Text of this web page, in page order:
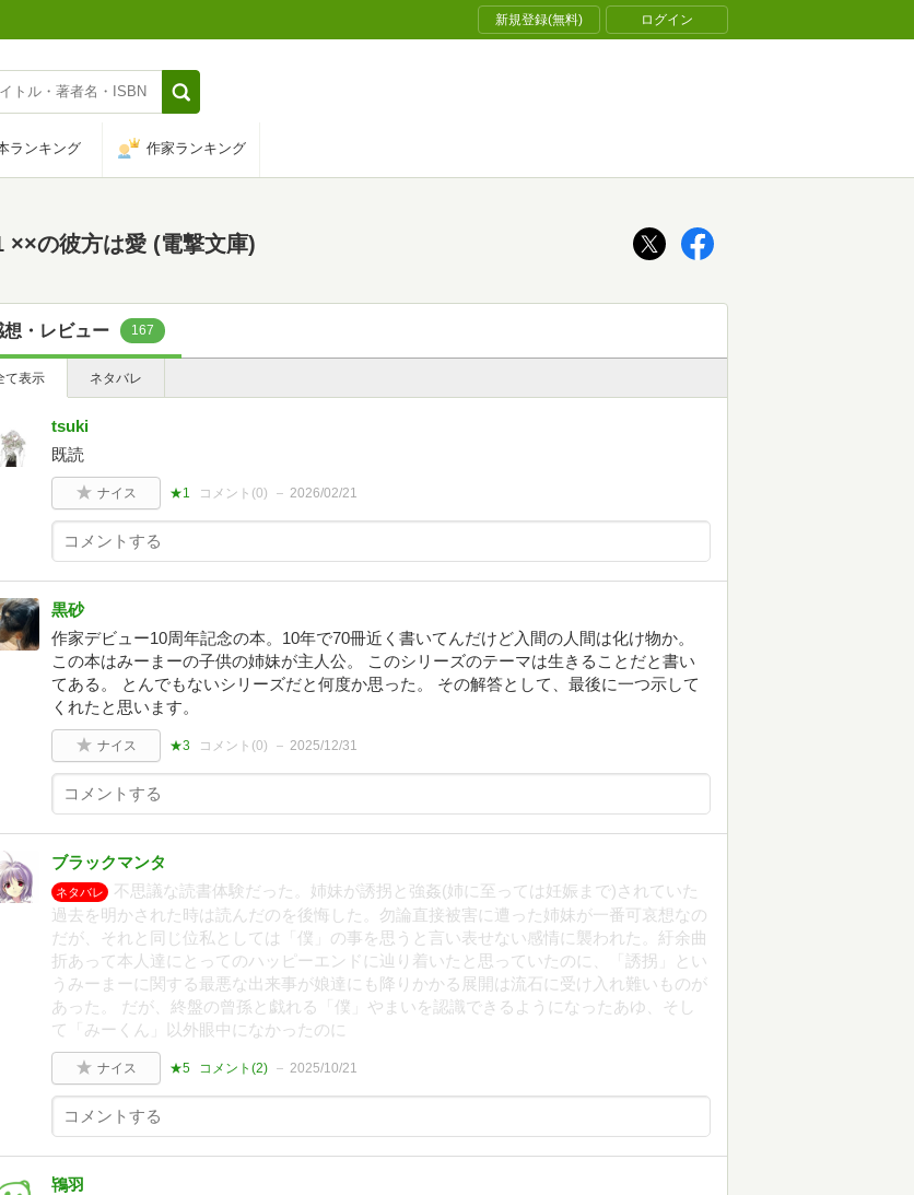
新規登録(無料) ログイン
ランキング 作家ランキング
××の彼方は愛 (電撃文庫)
想・レビュー 167
て表示 ネタバレ
tsuki
既読
ナイス ★1 コメント(0) 2026/02/21
黒砂
作家デビュー10周年記念の本。10年で70冊近く書いてんだけど入間の人間は化け物か。
この本はみーまーの子供の姉妹が主人公。 このシリーズのテーマは生きることだと書い
てある。 とんでもないシリーズだと何度か思った。 その解答として、最後に一つ示して
くれたと思います。
ナイス ★3 コメント(0) 2025/12/31
ブラックマンタ
ネタバレ
不思議な読書体験だった。姉妹が誘拐と強姦(姉に至っては妊娠まで)されていた
過去を明かされた時は読んだのを後悔した。勿論直接被害に遭った姉妹が一番可哀想なの
だが、それと同じ位私としては「僕」の事を思うと言い表せない感情に襲われた。紆余曲
折あって本人達にとってのハッピーエンドに辿り着いたと思っていたのに、「誘拐」とい
うみーまーに関する最悪な出来事が娘達にも降りかかる展開は流石に受け入れ難いものが
あった。 だが、終盤の曾孫と戯れる「僕」やまいを認識できるようになったあゆ、そし
て「みーくん」以外眼中になかったのに
ナイス ★5 コメント(2) 2025/10/21
鴇羽